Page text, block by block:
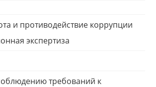
и противодействие коррупции
экспертиза
требований к